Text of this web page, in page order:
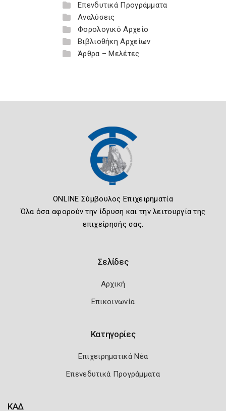
Επενδυτικά Προγράμματα
Αναλύσεις
Φορολογικό Αρχείο
Βιβλιοθήκη Αρχείων
Άρθρα – Μελέτες
ONLINE Σύμβουλος Επιχειρηματία
Όλα όσα αφορούν την ίδρυση και την λειτουργία της
επιχείρησής σας.
Σελίδες
Αρχική
Επικοινωνία
Κατηγορίες
Επιχειρηματικά Νέα
Επενεδυτικά Προγράμματα
ΚΑΔ